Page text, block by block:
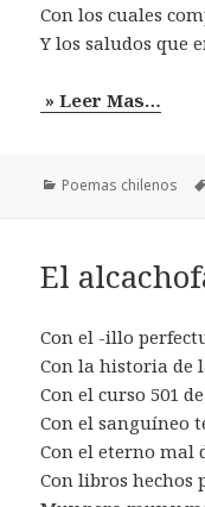
Con los cuales
Y los saludos que
» Leer Mas…
Categorías
Poemas chilenos
El
Con el -illo
Con la historia de
Con el curso 501
Con el sanguíneo
Con el eterno mal
Con libros hechos